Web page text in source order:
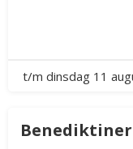
t/m dinsdag 11